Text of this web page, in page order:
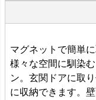
マグネットで簡単
様々な空間に馴染
ン。玄関ドアに取
に収納できます。